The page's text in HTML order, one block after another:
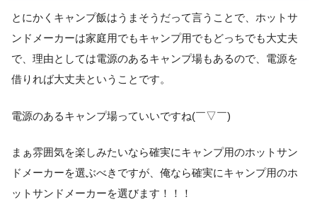
とにかくキャンプ飯はうまそうだって言うことで、ホットサ
ンドメーカーは家庭用でもキャンプ用でもどっちでも大丈夫
で、理由としては電源のあるキャンプ場もあるので、電源を
借りれば大丈夫ということです。
電源のあるキャンプ場っていいですね(￣▽￣)
まぁ雰囲気を楽しみたいなら確実にキャンプ用のホットサン
ドメーカーを選ぶべきですが、俺なら確実にキャンプ用のホ
ットサンドメーカーを選びます！！！